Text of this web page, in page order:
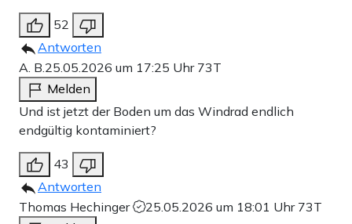
52
Antworten
A. B.25.05.2026 um 17:25 Uhr 73T
Melden
Und ist jetzt der Boden um das Windrad endlich
endgültig kontaminiert?
43
Antworten
Thomas Hechinger
25.05.2026 um 18:01 Uhr 73T